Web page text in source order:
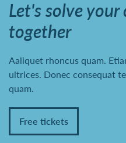
Let's solve your
together
Aaliquet rhoncus quam.
ultrices. Donec consequat
quam.
Free tickets